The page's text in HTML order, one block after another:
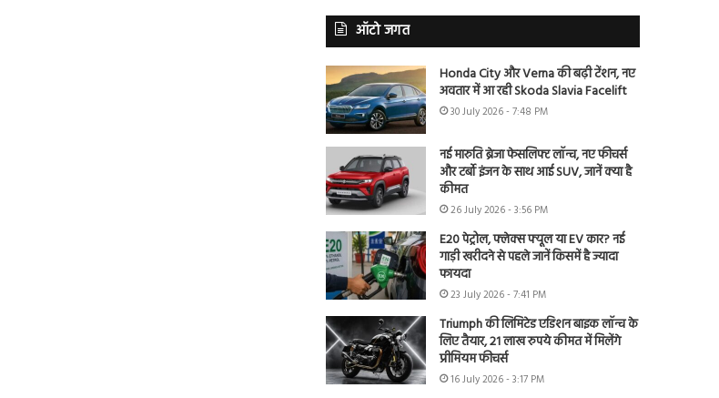
ऑटो जगत
Honda City और Verna की बढ़ी टेंशन, नए
अवतार में आ रही Skoda Slavia Facelift
30 July 2026 - 7:48 PM
नई मारुति ब्रेजा फेसलिफ्ट लॉन्च, नए फीचर्स
और टर्बो इंजन के साथ आई SUV, जानें क्या है
कीमत
26 July 2026 - 3:56 PM
E20 पेट्रोल, फ्लेक्स फ्यूल या EV कार? नई
गाड़ी खरीदने से पहले जानें किसमें है ज्यादा
फायदा
23 July 2026 - 7:41 PM
Triumph की लिमिटेड एडिशन बाइक लॉन्च के
लिए तैयार, 21 लाख रुपये कीमत में मिलेंगे
प्रीमियम फीचर्स
16 July 2026 - 3:17 PM